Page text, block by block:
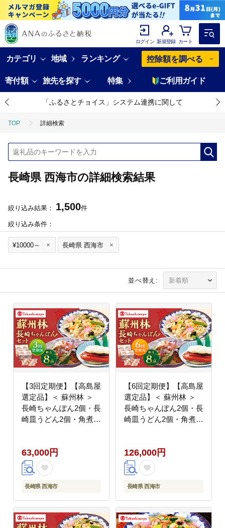
ログイン 新規登録 カート
カテゴリ 地域 ランキング 控除額を調べる
寄付額 旅先を探す 特集 ご利用ガイド
「ふるさとチョイス」システム連携に関して
TOP 詳細検索
長崎県 西海市の詳細検索結果
絞り込み結果： 1,500件
絞り込み条件：
¥10000～ 長崎県 西海市
並べ替え:
【3回定期便】【高島屋
選定品】＜ 蘇州林 ＞
長崎ちゃんぽん2個・長
崎皿うどん2個・角煮割
63,000円
長崎県 西海市
【6回定期便】【高島屋
選定品】＜ 蘇州林 ＞
長崎ちゃんぽん2個・長
崎皿うどん2個・角煮割
126,000円
長崎県 西海市